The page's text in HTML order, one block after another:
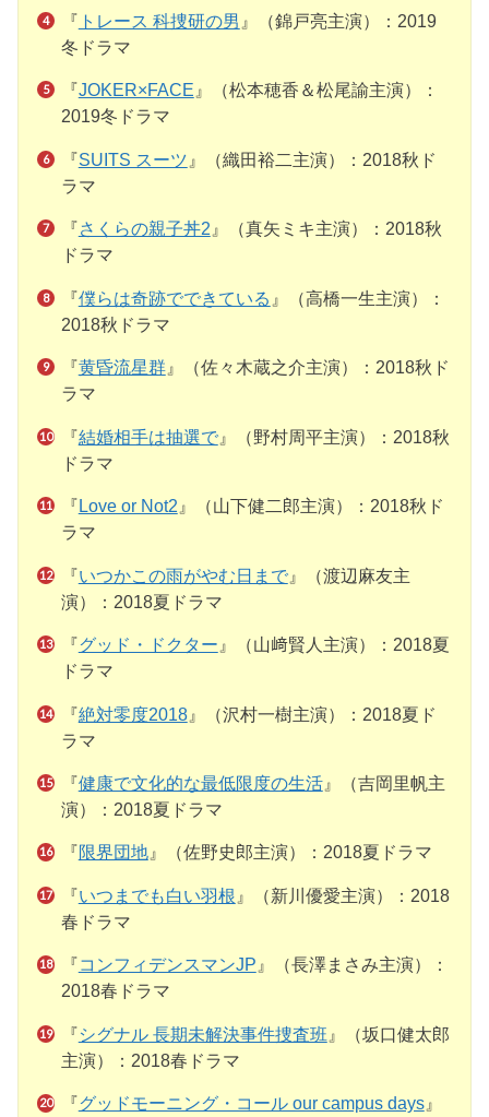
『 トレース 科捜研の男 』（錦戸亮主演）：2019
冬ドラマ
『JOKER×FACE 』（松本穂香＆松尾諭主演）：
2019冬ドラマ
『SUITS スーツ 』（織田裕二主演）：2018秋ド
ラマ
『さくらの親子丼2 』（真矢ミキ主演）：2018秋
ドラマ
『僕らは奇跡でできている 』（高橋一生主演）：
2018秋ドラマ
『黄昏流星群』（佐々木蔵之介主演）：2018秋ド
ラマ
『結婚相手は抽選で』（野村周平主演）：2018秋
ドラマ
『 Love or Not2 』（山下健二郎主演）：2018秋ド
ラマ
『いつかこの雨がやむ日まで』（渡辺麻友主
演）：2018夏ドラマ
『グッド・ドクター 』（山﨑賢人主演）：2018夏
ドラマ
『絶対零度2018』（沢村一樹主演）：2018夏ド
ラマ
『健康で文化的な最低限度の生活』（吉岡里帆主
演）：2018夏ドラマ
『 限界団地』（佐野史郎主演）：2018夏ドラマ
『いつまでも白い羽根 』（新川優愛主演）：2018
春ドラマ
『コンフィデンスマンJP』（長澤まさみ主演）：
2018春ドラマ
『シグナル 長期未解決事件捜査班 』（坂口健太郎
主演）：2018春ドラマ
『グッドモーニング・コール our campus days』